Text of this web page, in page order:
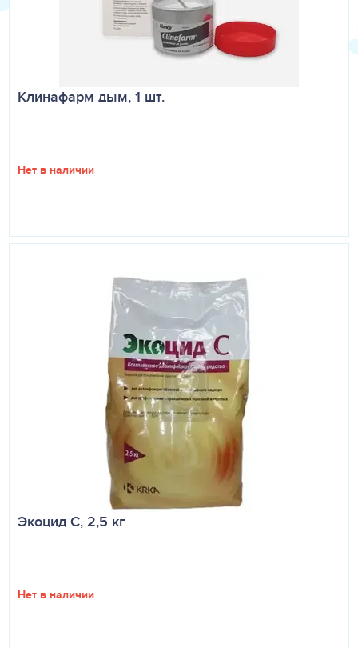
Клинафарм дым, 1 шт.
Нет в наличии
Экоцид С, 2,5 кг
Нет в наличии